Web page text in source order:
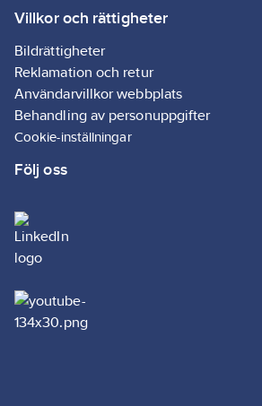
artikelnr:
8711698844310
Materialklass POH10A
Villkor och rättigheter
Bildrättigheter
Reklamation och retur
Användarvillkor webbplats
Behandling av personuppgifter
Cookie-inställningar
Följ oss